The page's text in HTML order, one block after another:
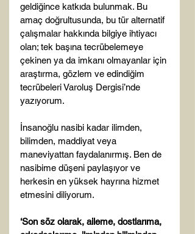
geldiğince katkıda bulunmak. Bu
amaç doğrultusunda, bu tür alternatif
çalışmalar hakkında bilgiye ihtiyacı
olan; tek başına tecrübelemeye
çekinen ya da imkanı olmayanlar için
araştırma, gözlem ve edindiğim
tecrübeleri Varoluş Dergisi’nde
yazıyorum.
İnsanoğlu nasibi kadar ilimden,
bilimden, maddiyat veya
maneviyattan faydalanırmış. Ben de
nasibime düşeni paylaşıyor ve
herkesin en yüksek hayrına hizmet
etmesini diliyorum.
‘Son söz olarak, aileme, dostlarıma,